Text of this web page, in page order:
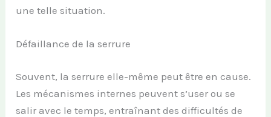
une telle situation.
Défaillance de la serrure
Souvent, la serrure elle-même peut être en cause.
Les mécanismes internes peuvent s’user ou se
salir avec le temps, entraînant des difficultés de